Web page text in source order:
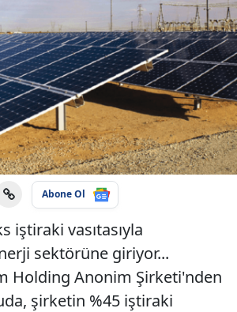
Abone Ol
iştiraki vasıtasıyla
sektörüne giriyor...
Holding Anonim Şirketi'nden
şirketin %45 iştiraki